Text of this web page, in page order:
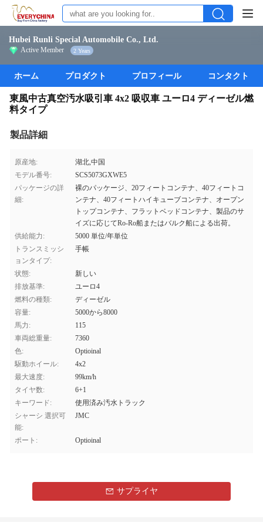
Hubei Runli Special Automobile Co., Ltd.
Active Member 2 Years
ホーム プロダクト プロフィール コンタクト
東風中古真空汚水吸引車 4x2 吸収車 ユーロ4 ディーゼル燃
料タイプ
製品詳細
原産地:
湖北,中国
モデル番号:
SCS5073GXWE5
パッケージの詳
細:
裸のパッケージ、20フィートコンテナ、40フィートコ
ンテナ、40フィートハイキューブコンテナ、オープン
トップコンテナ、フラットベッドコンテナ、製品のサ
イズに応じてRo-Ro船またはバルク船による出荷。
供給能力:
5000 単位/年単位
トランスミッシ
ョンタイプ:
手帳
状態:
新しい
排放基準:
ユーロ4
燃料の種類:
ディーゼル
容量:
5000から8000
馬力:
115
車両総重量:
7360
色:
Optioinal
駆動ホイール:
4x2
最大速度:
99km/h
タイヤ数:
6+1
キーワード:
使用済み汚水トラック
シャーシ 選択可
能:
JMC
ポート: Optioinal
サプライヤ